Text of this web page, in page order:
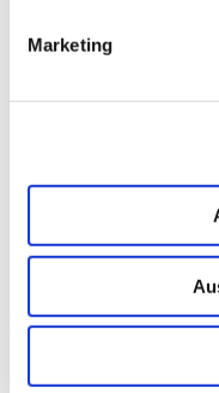
Marketing
Kanban-